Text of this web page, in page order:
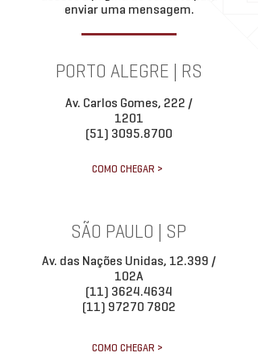
PORTO ALEGRE | RS
Av. Carlos Gomes, 222 /
1201
(51) 3095.8700
COMO CHEGAR >
SÃO PAULO | SP
Av. das Nações Unidas, 12.399 /
102A
(11) 3624.4634
(11) 97270 7802
COMO CHEGAR >
enviar uma mensagem.